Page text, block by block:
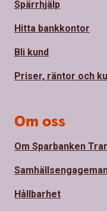
Spärrhjälp
Hitta bankkontor
Bli kund
Priser, räntor och
Om oss
Om Sparbanken
Hållbarhet